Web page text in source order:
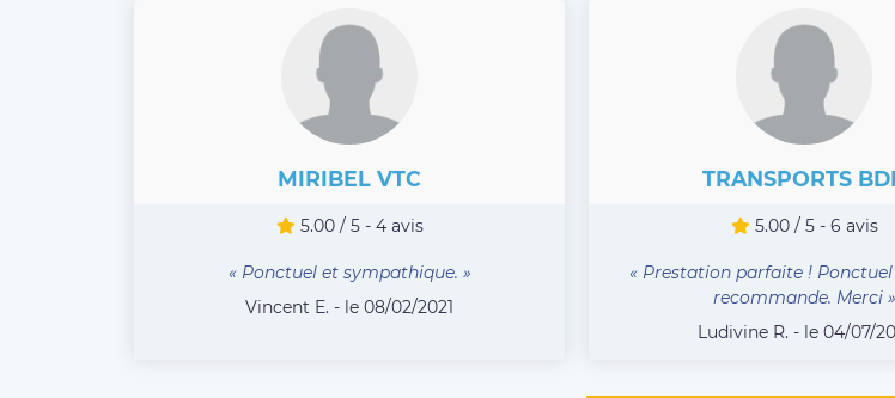
MIRIBEL VTC
5.00 / 5 - 4 avis
« Ponctuel et sympathique. »
Vincent E. - le 08/02/2021
TRANSPORTS
5.00 / 5 - 6 avis
« Prestation parfaite ! Ponctuel
recommande. Merci »
Ludivine R. - le 04/07/